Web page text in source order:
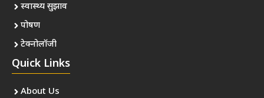
स्वास्थ्य सुझाव
पोषण
टेक्नोलॉजी
Quick Links
About Us